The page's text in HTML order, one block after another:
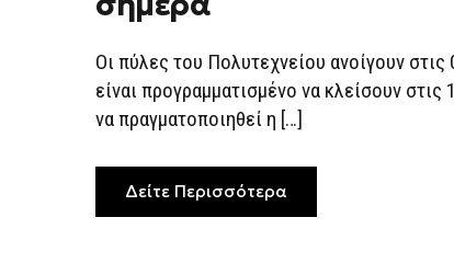
ΤΙ
ΏΡΑ
Η
Οι πύλες του Πολυτεχνείου ανοίγουν στις
είναι προγραμματισμένο να κλείσουν στις
να πραγματοποιηθεί η […]
Δείτε Περισσότερα